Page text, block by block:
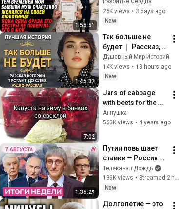
1:55:51
свадьбе бывшего
мужа его сестра
Разбитые Сердца
26K views • 3 days ago
New
1:45:32
Так больше не
будет ｜ Рассказ,
который трогает
до глубины души.
Очень сильная
Аудиорассказ
Душевный Мир Историй
14K views • 13 hours ago
New
7:02
Jars of cabbage
with beets for the
winter. Delicious. 👍
Finger-licking
Аннушка
563K views • 4 years ago
1:35:29
Путин повышает
ставки — Россия
горит. ФСБ берет
власть. Агония
WIldberries. Снимут
Телеканал Дождь
139K views •
Streamed 2 hours ago
New
Долголетие — это